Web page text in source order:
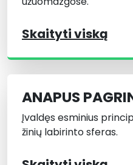
Skaityti viską
ANAPUS
Įvaldęs esminius
žinių labirinto sferas.